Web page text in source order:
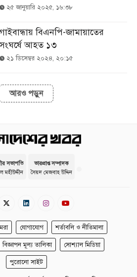
২৫ জানুয়ারি ২০২৫, ১৬:৩৮
গাইবান্ধায় বিএনপি-জামায়াতের
সংঘর্ষে আহত ১৩
২১ ডিসেম্বর ২০২৪, ২০:১৫
আরও পড়ুন
সভাপতি
মহীউদ্দীন
ভারপ্রাপ্ত সম্পাদক
সৈয়দ মেজবাহ উদ্দিন
যোগাযোগ শর্তাবলি ও নীতিমালা
বিজ্ঞাপন মূল্য তালিকা সোশ্যাল মিডিয়া
পুরোনো সাইট